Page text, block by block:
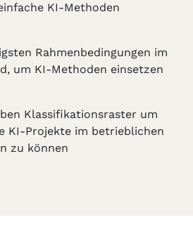
KI-Methoden
Rahmenbedingungen im
um KI-Methoden einsetzen
Klassifikationsraster um
KI-Projekte im betrieblichen
zu können